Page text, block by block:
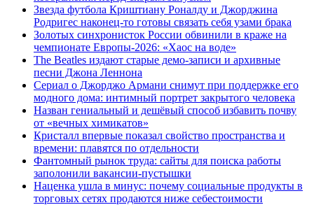
Звезда футбола Криштиану Роналду и Джорджина
Родригес наконец-то готовы связать себя узами брака
Золотых синхронисток России обвинили в краже на
чемпионате Европы-2026: «Хаос на воде»
The Beatles издают старые демо-записи и архивные
песни Джона Леннона
Сериал о Джорджо Армани снимут при поддержке его
модного дома: интимный портрет закрытого человека
Назван гениальный и дешёвый способ избавить почву
от «вечных химикатов»
Кристалл впервые показал свойство пространства и
времени: плавятся по отдельности
Фантомный рынок труда: сайты для поиска работы
заполонили вакансии-пустышки
Наценка ушла в минус: почему социальные продукты в
торговых сетях продаются ниже себестоимости